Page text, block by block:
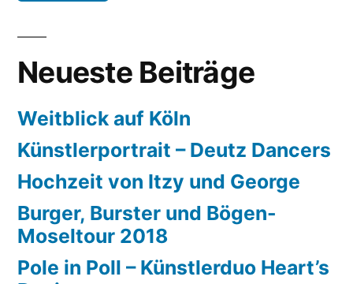
Neueste Beiträge
Weitblick auf Köln
Künstlerportrait – Deutz Dancers
Hochzeit von Itzy und George
Burger, Burster und Bögen-
Moseltour 2018
Pole in Poll – Künstlerduo Heart’s